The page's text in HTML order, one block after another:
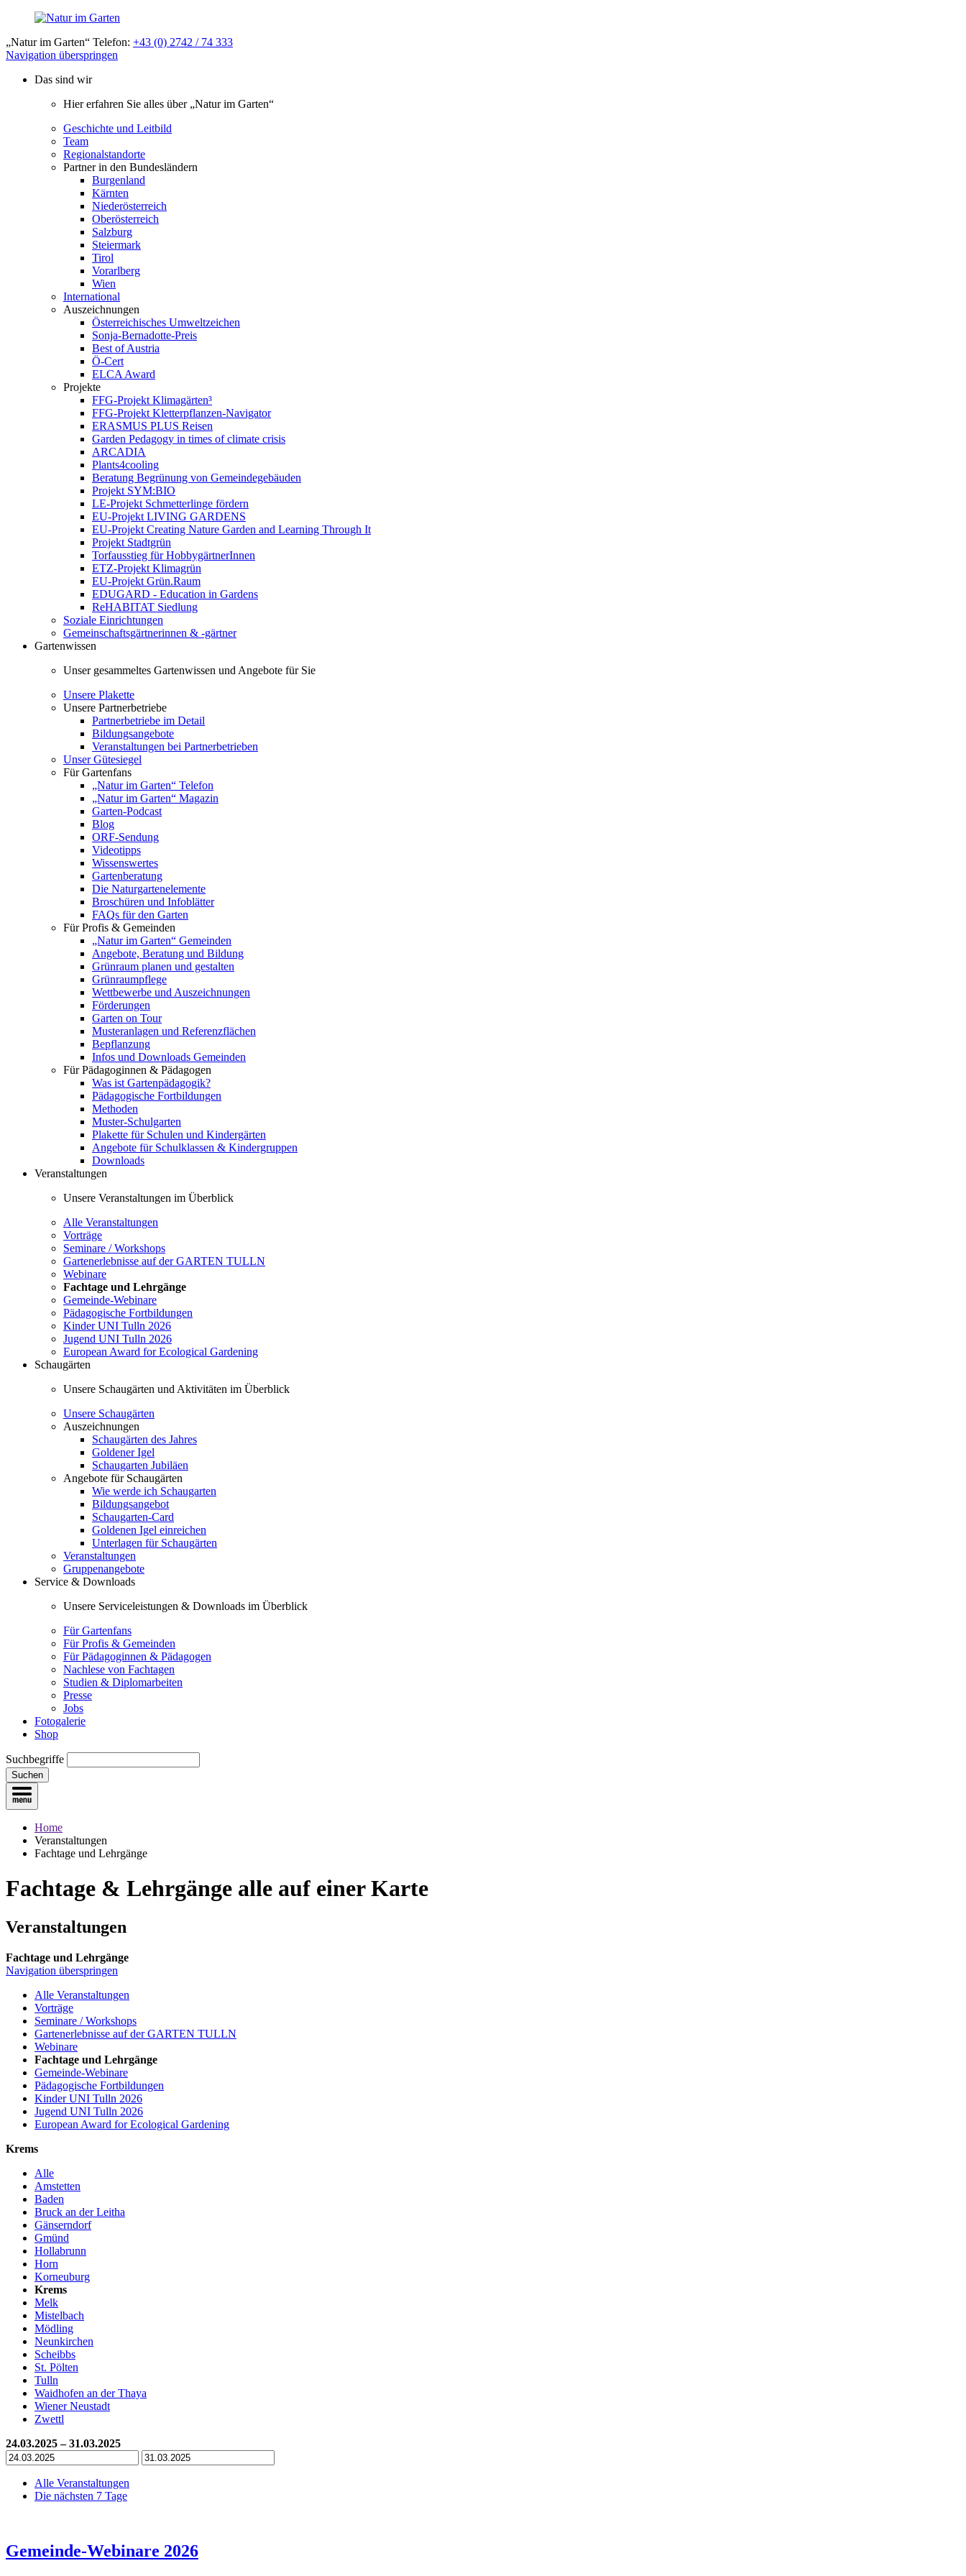
„Natur im Garten“ Telefon: +43 (0) 2742 / 74 333
Navigation überspringen
Das sind wir
Hier erfahren Sie alles über „Natur im Garten“
Geschichte und Leitbild
Team
Regionalstandorte
Partner in den Bundesländern
Burgenland
Kärnten
Niederösterreich
Oberösterreich
Salzburg
Steiermark
Tirol
Vorarlberg
Wien
International
Auszeichnungen
Österreichisches Umweltzeichen
Sonja-Bernadotte-Preis
Best of Austria
Ö-Cert
ELCA Award
Projekte
FFG-Projekt Klimagärten³
FFG-Projekt Kletterpflanzen-Navigator
ERASMUS PLUS Reisen
Garden Pedagogy in times of climate crisis
ARCADIA
Plants4cooling
Beratung Begrünung von Gemeindegebäuden
Projekt SYM:BIO
LE-Projekt Schmetterlinge fördern
EU-Projekt LIVING GARDENS
EU-Projekt Creating Nature Garden and Learning Through It
Projekt Stadtgrün
Torfausstieg für HobbygärtnerInnen
ETZ-Projekt Klimagrün
EU-Projekt Grün.Raum
EDUGARD - Education in Gardens
ReHABITAT Siedlung
Soziale Einrichtungen
Gemeinschaftsgärtnerinnen & -gärtner
Gartenwissen
Unser gesammeltes Gartenwissen und Angebote für Sie
Unsere Plakette
Unsere Partnerbetriebe
Partnerbetriebe im Detail
Bildungsangebote
Veranstaltungen bei Partnerbetrieben
Unser Gütesiegel
Für Gartenfans
„Natur im Garten“ Telefon
„Natur im Garten“ Magazin
Garten-Podcast
Blog
ORF-Sendung
Videotipps
Wissenswertes
Gartenberatung
Die Naturgartenelemente
Broschüren und Infoblätter
FAQs für den Garten
Für Profis & Gemeinden
„Natur im Garten“ Gemeinden
Angebote, Beratung und Bildung
Grünraum planen und gestalten
Grünraumpflege
Wettbewerbe und Auszeichnungen
Förderungen
Garten on Tour
Musteranlagen und Referenzflächen
Bepflanzung
Infos und Downloads Gemeinden
Für Pädagoginnen & Pädagogen
Was ist Gartenpädagogik?
Pädagogische Fortbildungen
Methoden
Muster-Schulgarten
Plakette für Schulen und Kindergärten
Angebote für Schulklassen & Kindergruppen
Downloads
Veranstaltungen
Unsere Veranstaltungen im Überblick
Alle Veranstaltungen
Vorträge
Seminare / Workshops
Gartenerlebnisse auf der GARTEN TULLN
Webinare
Fachtage und Lehrgänge
Gemeinde-Webinare
Pädagogische Fortbildungen
Kinder UNI Tulln 2026
Jugend UNI Tulln 2026
European Award for Ecological Gardening
Schaugärten
Unsere Schaugärten und Aktivitäten im Überblick
Unsere Schaugärten
Auszeichnungen
Schaugärten des Jahres
Goldener Igel
Schaugarten Jubiläen
Angebote für Schaugärten
Wie werde ich Schaugarten
Bildungsangebot
Schaugarten-Card
Goldenen Igel einreichen
Unterlagen für Schaugärten
Veranstaltungen
Gruppenangebote
Service & Downloads
Unsere Serviceleistungen & Downloads im Überblick
Für Gartenfans
Für Profis & Gemeinden
Für Pädagoginnen & Pädagogen
Nachlese von Fachtagen
Studien & Diplomarbeiten
Presse
Jobs
Fotogalerie
Shop
Suchbegriffe
Suchen
Home
Veranstaltungen
Fachtage und Lehrgänge
Fachtage & Lehrgänge alle auf einer Karte
Veranstaltungen
Fachtage und Lehrgänge
Navigation überspringen
Alle Veranstaltungen
Vorträge
Seminare / Workshops
Gartenerlebnisse auf der GARTEN TULLN
Webinare
Fachtage und Lehrgänge
Gemeinde-Webinare
Pädagogische Fortbildungen
Kinder UNI Tulln 2026
Jugend UNI Tulln 2026
European Award for Ecological Gardening
Krems
Alle
Amstetten
Baden
Bruck an der Leitha
Gänserndorf
Gmünd
Hollabrunn
Horn
Korneuburg
Krems
Melk
Mistelbach
Mödling
Neunkirchen
Scheibbs
St. Pölten
Tulln
Waidhofen an der Thaya
Wiener Neustadt
Zwettl
24.03.2025 – 31.03.2025
Alle Veranstaltungen
Die nächsten 7 Tage
Gemeinde-Webinare 2026